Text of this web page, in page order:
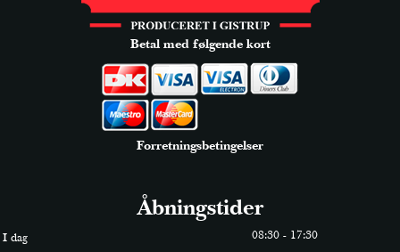
Betal med følgende kort
Forretningsbetingelser
Åbningstider
I dag 08:30 - 17:30